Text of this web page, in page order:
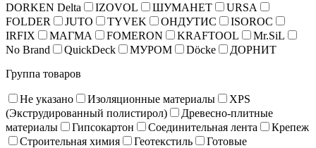
DORKEN Delta
IZOVOL ШУМАНЕТ
URSA
FOLDER
JUTO TYVEK ОНДУТИС
ISOROC
IRFIX
МАГМА FOMERON KRAFTOOL
Mr.SiL
No Brand
QuickDeck МУРОМ Döcke
ДОРНИТ
Группа товаров
Не указано Изоляционные материалы
XPS
(Экструдированный полистирол)
Древесно-плитные
материалы
Гипсокартон Соединительная лента
Крепеж
Строительная химия
Геотекстиль
Готовые